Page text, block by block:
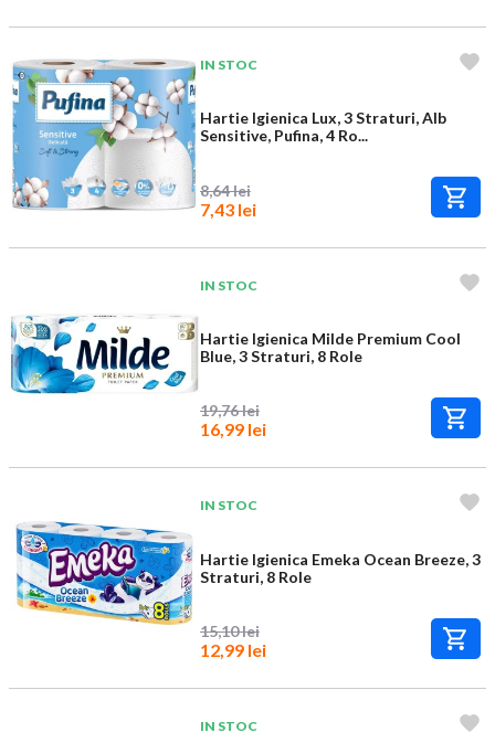
IN STOC
Hartie Igienica Lux, 3 Straturi, Alb
Sensitive, Pufina, 4 Ro...
8,64 lei
7,43 lei
IN STOC
Hartie Igienica Milde Premium Cool
Blue, 3 Straturi, 8 Role
19,76 lei
16,99 lei
IN STOC
Hartie Igienica Emeka Ocean Breeze, 3
Straturi, 8 Role
15,10 lei
12,99 lei
IN STOC